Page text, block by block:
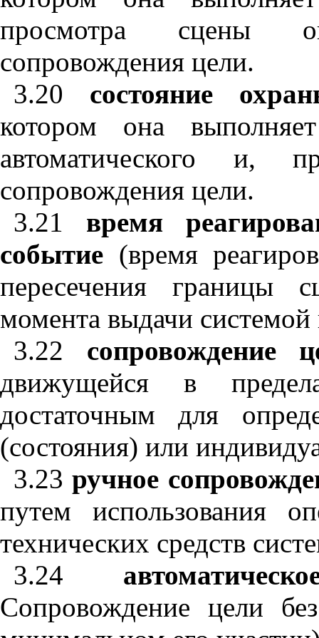
просмотра сцены
сопровождения цели.
3.20 состояние
котором она
автоматического и,
сопровождения цели.
3.21 время
событие (время
пересечения границы
момента выдачи системой
3.22 сопровождение
движущейся в
достаточным для
(состояния) или
3.23ручное
путем использования
технических средств
3.24
Сопровождение цели